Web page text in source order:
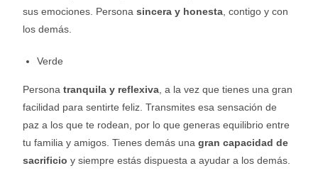
sus emociones. Personasincera y honesta , contigo y con
los demás.
Verde
Personatranquila y reflexiva , a la vez que tienes una gran
facilidad para sentirte feliz. Transmites esa sensación de
paz a los que te rodean, por lo que generas equilibrio entre
tu familia y amigos. Tienes demás unagran capacidad de
sacrificio y siempre estás dispuesta a ayudar a los demás.